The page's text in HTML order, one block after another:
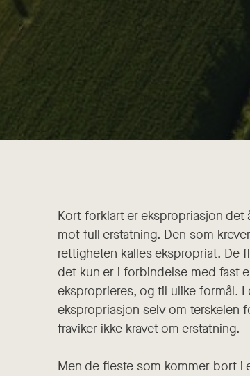
Kort forklart er ekspropriasjon
mot full erstatning. Den som
rettigheten kalles ekspropriat. De
det kun er i forbindelse med fast
eksproprieres, og til ulike formål.
ekspropriasjon selv om terskelen
fraviker ikke kravet om erstatning.
Men de fleste som kommer bort i